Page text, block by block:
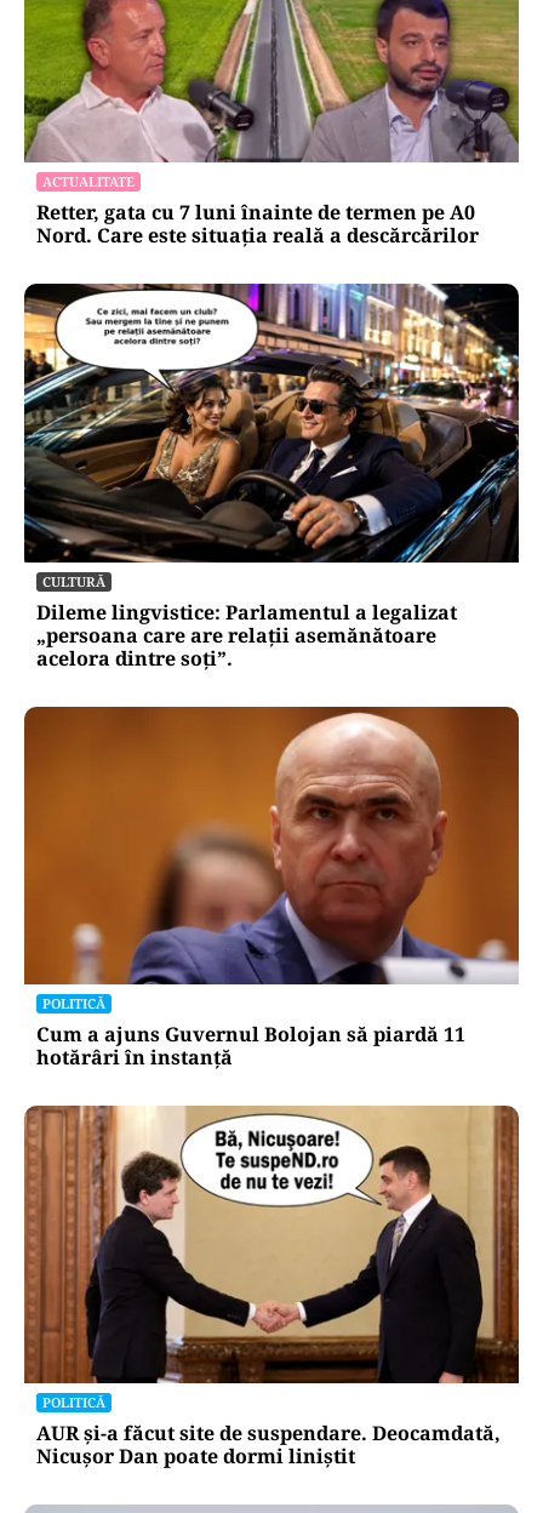
ACTUALITATE
Retter, gata cu 7 luni înainte de termen pe A0
Nord. Care este situația reală a descărcărilor
CULTURĂ
Dileme lingvistice: Parlamentul a legalizat
„persoana care are relații asemănătoare
acelora dintre soți”.
POLITICĂ
Cum a ajuns Guvernul Bolojan să piardă 11
hotărâri în instanță
POLITICĂ
AUR și-a făcut site de suspendare. Deocamdată,
Nicușor Dan poate dormi liniștit